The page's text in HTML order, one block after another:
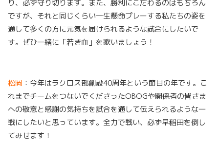
り、必ず守り切ります。また、勝利にこだわるのはもちろん
ですが、それと同じくらい一生懸命プレーする私たちの姿を
通して多くの方に元気を届けられるような試合にしたいで
す。ぜひ一緒に「若き血」を歌いましょう！
松岡 ：今年はラクロス部創設40周年という節目の年です。こ
れまでチームをつないでくださったOBOGや関係者の皆さま
への敬意と感謝の気持ちを試合を通して伝えられるような一
戦にしたいと思っています。全力で戦い、必ず早稲田を倒し
てみせます！